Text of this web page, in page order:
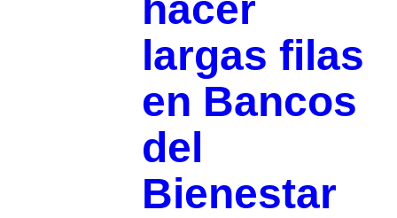
largas filas
en Bancos
del
Bienestar